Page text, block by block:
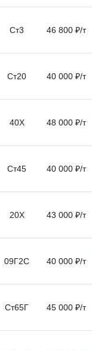
Ст3 46 800 ₽/т
Ст20 40 000 ₽/т
40Х 48 000 ₽/т
Ст45 40 000 ₽/т
20Х 43 000 ₽/т
09Г2С 40 000 ₽/т
Ст65Г 45 000 ₽/т